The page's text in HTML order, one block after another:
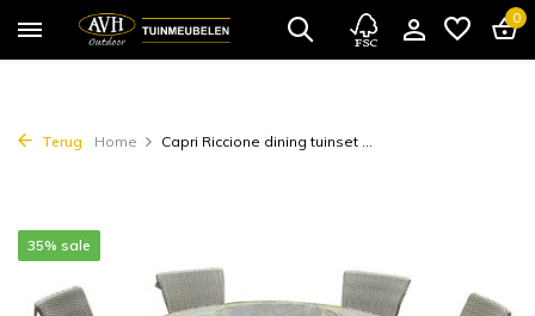
0
Terug Home Capri Riccione dining tuinset ...
35% sale